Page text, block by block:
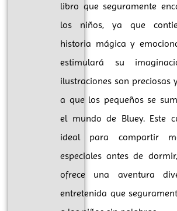
libro que seguramente
los niños, ya que
historia mágica y
estimulará su
ilustraciones son preciosas
a que los pequeños se
el mundo de Bluey. Este
ideal para compartir
especiales antes de
ofrece una aventura
entretenida que